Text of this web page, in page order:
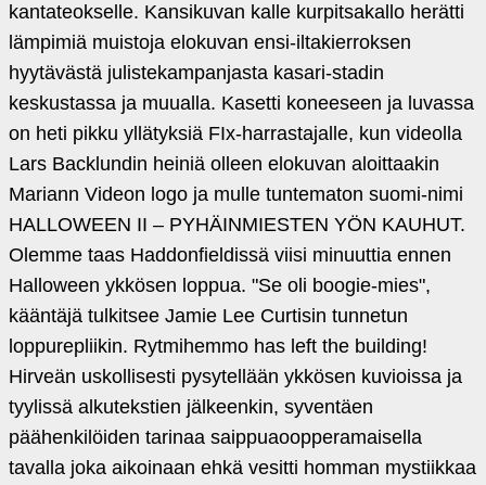
kantateokselle. Kansikuvan kalle kurpitsakallo herätti
lämpimiä muistoja elokuvan ensi-iltakierroksen
hyytävästä julistekampanjasta kasari-stadin
keskustassa ja muualla. Kasetti koneeseen ja luvassa
on heti pikku yllätyksiä FIx-harrastajalle, kun videolla
Lars Backlundin heiniä olleen elokuvan aloittaakin
Mariann Videon logo ja mulle tuntematon suomi-nimi
HALLOWEEN II – PYHÄINMIESTEN YÖN KAUHUT.
Olemme taas Haddonfieldissä viisi minuuttia ennen
Halloween ykkösen loppua. "Se oli boogie-mies",
kääntäjä tulkitsee Jamie Lee Curtisin tunnetun
loppurepliikin. Rytmihemmo has left the building!
Hirveän uskollisesti pysytellään ykkösen kuvioissa ja
tyylissä alkutekstien jälkeenkin, syventäen
päähenkilöiden tarinaa saippuaoopperamaisella
tavalla joka aikoinaan ehkä vesitti homman mystiikkaa